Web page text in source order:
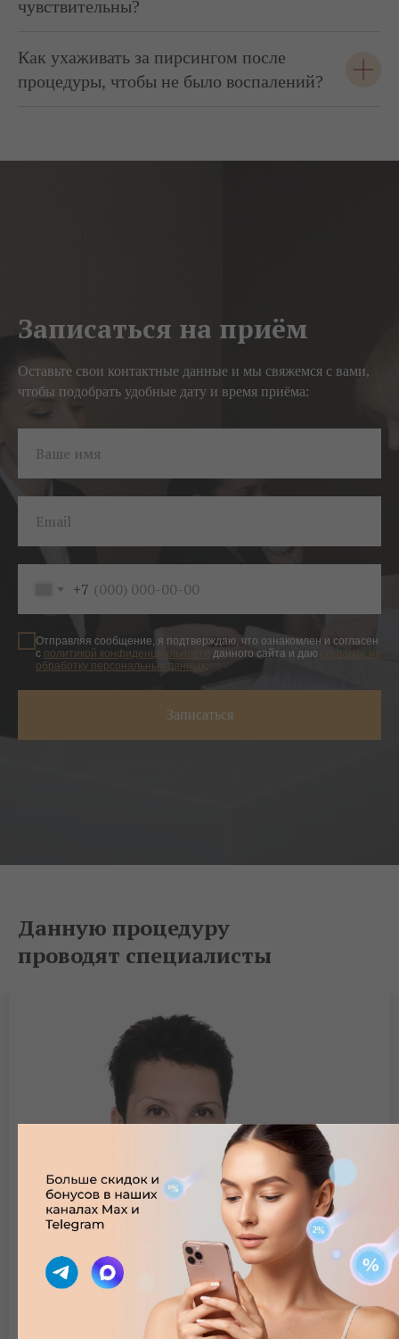
чувствительны?
Как ухаживать за пирсингом после
процедуры, чтобы не было воспалений?
Записаться на приём
Оставьте свои контактные данные и мы свяжемся с вами,
чтобы подобрать удобные дату и время приёма:
Ваше имя
Email
+7
Отправляя сообщение, я подтверждаю, что ознакомлен и согласен
с политикой конфиденциальности данного сайта и даю
согласие на
обработку персональных данных .
Записаться
Данную процедуру
проводят специалисты